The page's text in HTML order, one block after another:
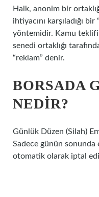
Halk, anonim bir
ihtiyacını karşıladığı
yöntemidir. Kamu teklifi
senedi ortaklığı
“reklam” denir.
BORSADA
NEDIR?
Günlük Düzen (Silah)
Sadece günün sonunda
otomatik olarak iptal